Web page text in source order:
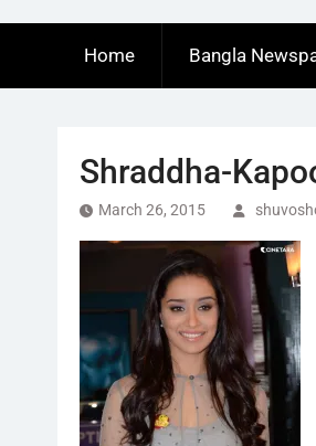
Home Bangla
Shraddha-
March 26, 2015